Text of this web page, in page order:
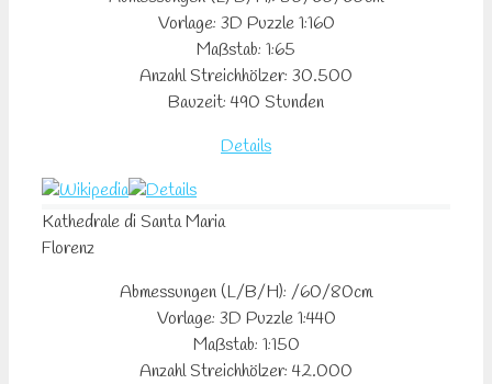
Vorlage: 3D Puzzle 1:160
Maßstab: 1:65
Anzahl Streichhölzer: 30.500
Bauzeit: 490 Stunden
Details
Kathedrale di Santa Maria
Florenz
Abmessungen (L/B/H): /60/80cm
Vorlage: 3D Puzzle 1:440
Maßstab: 1:150
Anzahl Streichhölzer: 42.000